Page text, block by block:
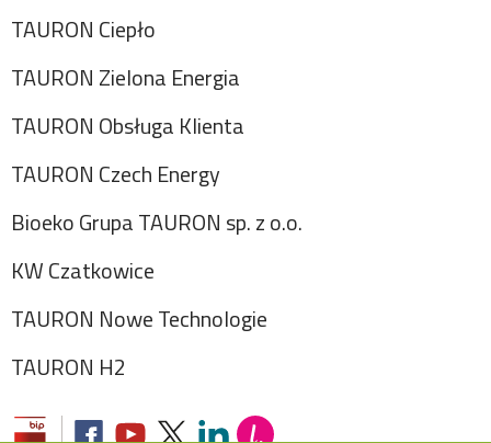
TAURON Ciepło
TAURON Zielona Energia
TAURON Obsługa Klienta
TAURON Czech Energy
Bioeko Grupa TAURON sp. z o.o.
KW Czatkowice
TAURON Nowe Technologie
TAURON H2